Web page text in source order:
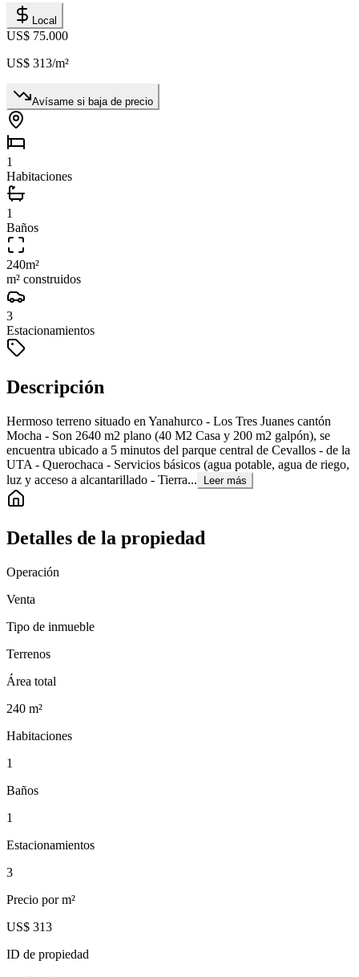
Local
US$ 75.000
US$ 313/m²
Avísame si baja de precio
1
Habitaciones
1
Baños
240m²
m² construidos
3
Estacionamientos
Descripción
Hermoso terreno situado en Yanahurco - Los Tres Juanes cantón
Mocha - Son 2640 m2 plano (40 M2 Casa y 200 m2 galpón), se
encuentra ubicado a 5 minutos del parque central de Cevallos - de la
UTA - Querochaca - Servicios básicos (agua potable, agua de riego,
luz y acceso a alcantarillado - Tierra...
Leer más
Detalles de la propiedad
Operación
Venta
Tipo de inmueble
Terrenos
Área total
240 m²
Habitaciones
1
Baños
1
Estacionamientos
3
Precio por m²
US$ 313
ID de propiedad